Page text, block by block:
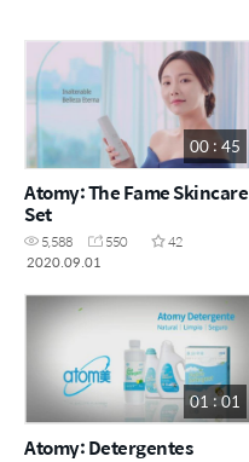
00 : 45
Atomy: The Fame Skincare
Set
5,588 550
42
2020.09.01
01 : 01
Atomy: Detergentes